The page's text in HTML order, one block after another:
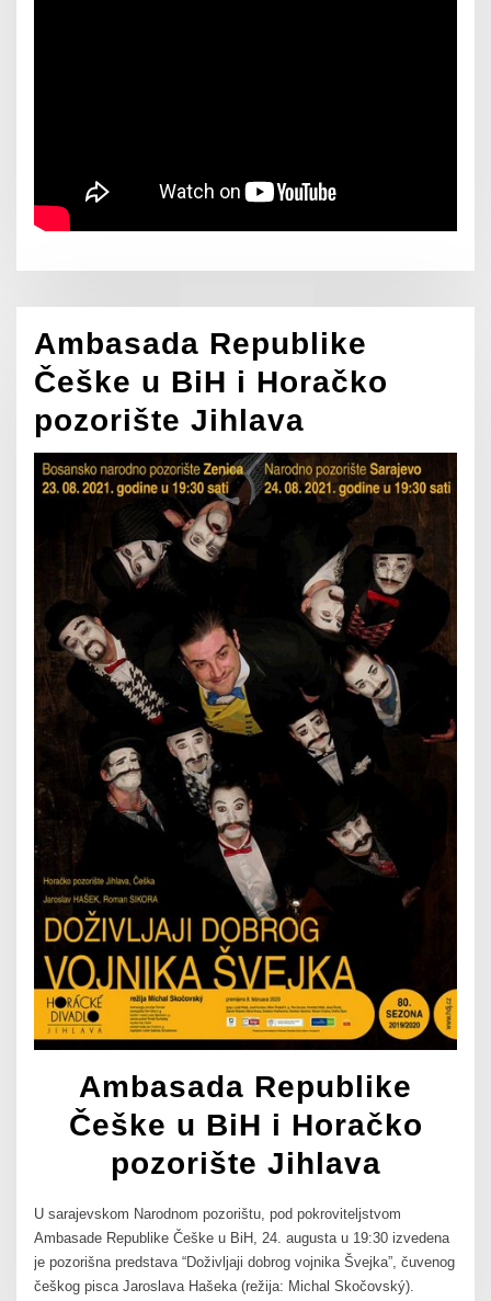
Ambasada Republike
Češke u BiH i Horačko
pozorište Jihlava
Ambasada Republike
Češke u BiH i Horačko
pozorište Jihlava
U sarajevskom Narodnom pozorištu, pod pokroviteljstvom
Ambasade Republike Češke u BiH, 24. augusta u 19:30 izvedena
je pozorišna predstava “Doživljaji dobrog vojnika Švejka”, čuvenog
češkog pisca Jaroslava Hašeka (režija: Michal Skočovský).